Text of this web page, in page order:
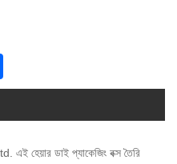
ডাই প্যাকেজিং বক্স তৈরি